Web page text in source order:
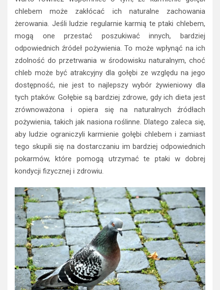
chlebem może zakłócać ich naturalne zachowania
żerowania. Jeśli ludzie regularnie karmią te ptaki chlebem,
mogą one przestać poszukiwać innych, bardziej
odpowiednich źródeł pożywienia. To może wpłynąć na ich
zdolność do przetrwania w środowisku naturalnym, choć
chleb może być atrakcyjny dla gołębi ze względu na jego
dostępność, nie jest to najlepszy wybór żywieniowy dla
tych ptaków. Gołębie są bardziej zdrowe, gdy ich dieta jest
zrównoważona i opiera się na naturalnych źródłach
pożywienia, takich jak nasiona roślinne. Dlatego zaleca się,
aby ludzie ograniczyli karmienie gołębi chlebem i zamiast
tego skupili się na dostarczaniu im bardziej odpowiednich
pokarmów, które pomogą utrzymać te ptaki w dobrej
kondycji fizycznej i zdrowiu.